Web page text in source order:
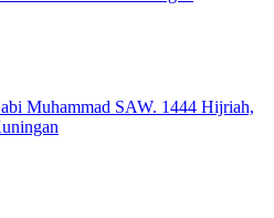
Muhammad SAW. 1444 Hijriah,